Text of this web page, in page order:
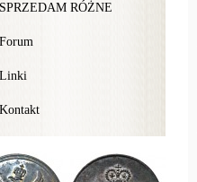
SPRZEDAM RÓŻNE
Forum
Linki
Kontakt